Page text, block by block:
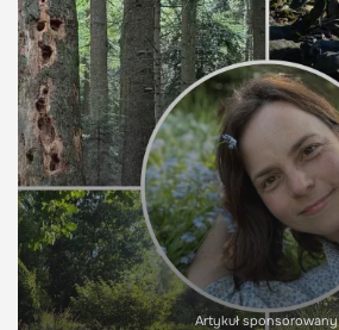
Artykuł sponsorowany